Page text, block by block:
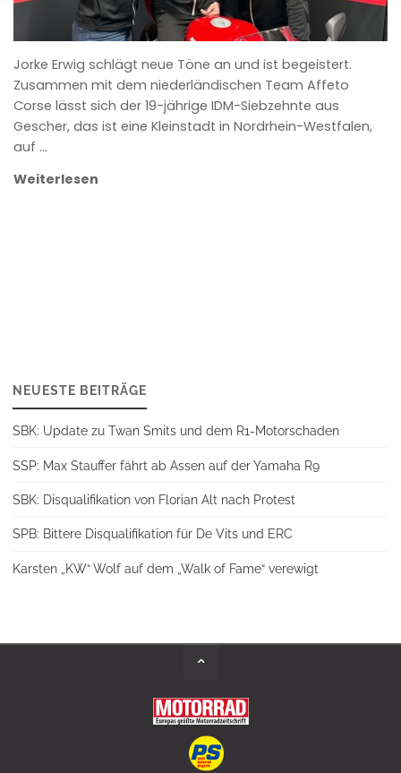
Jorke Erwig schlägt neue Töne an und ist begeistert.
Zusammen mit dem niederländischen Team Affeto
Corse lässt sich der 19-jährige IDM-Siebzehnte aus
Gescher, das ist eine Kleinstadt in Nordrhein-Westfalen,
auf …
Weiterlesen
NEUESTE BEITRÄGE
SBK: Update zu Twan Smits und dem R1-Motorschaden
SSP: Max Stauffer fährt ab Assen auf der Yamaha R9
SBK: Disqualifikation von Florian Alt nach Protest
SPB: Bittere Disqualifikation für De Vits und ERC
Karsten „KW“ Wolf auf dem „Walk of Fame“ verewigt
Back